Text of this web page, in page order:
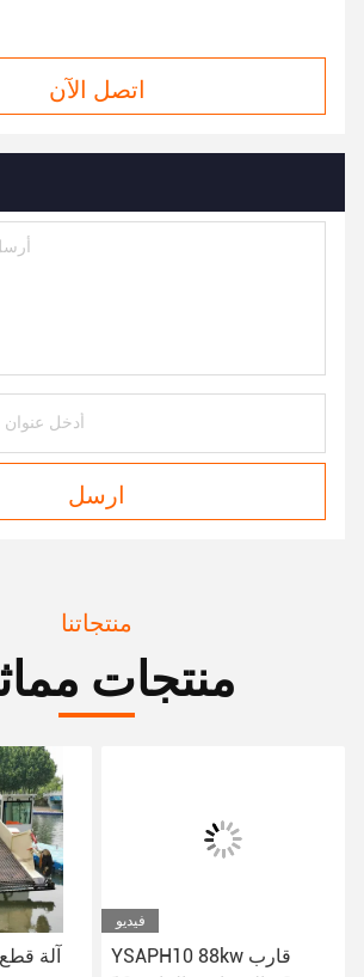
اتصل الآن
ارسل
منتجاتنا
منتجات
YSAPH10 88kw قارب